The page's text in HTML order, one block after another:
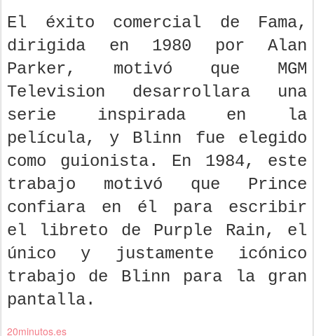
El éxito comercial de Fama,
dirigida en 1980 por Alan
Parker, motivó que MGM
Television desarrollara una
serie inspirada en la
película, y Blinn fue elegido
como guionista. En 1984, este
trabajo motivó que Prince
confiara en él para escribir
el libreto de Purple Rain, el
único y justamente icónico
trabajo de Blinn para la gran
pantalla.
20minutos.es